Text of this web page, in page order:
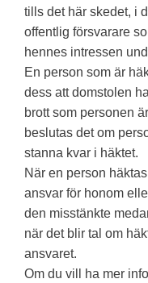
tills det här skedet, i
offentlig försvarare
hennes intressen
En person som är
dess att domstolen
brott som personen
beslutas det om
stanna kvar i häktet.
När en person
ansvar för honom
den misstänkte
när det blir tal om
ansvaret.
Om du vill ha mer